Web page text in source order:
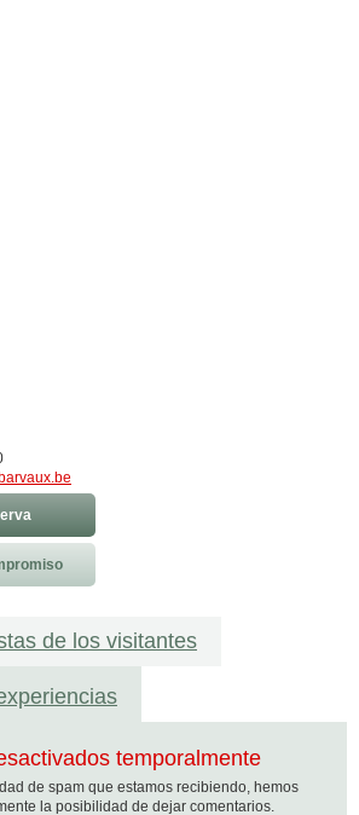
de los visitantes
temporalmente
de spam que estamos recibiendo, hemos
la posibilidad de dejar comentarios.